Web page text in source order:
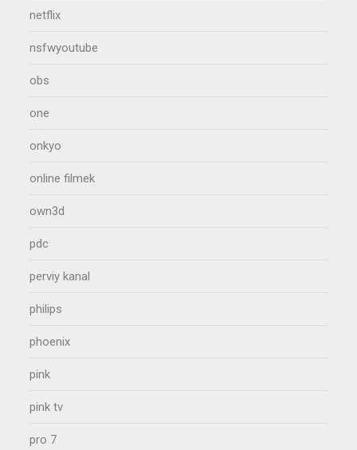
netflix
nsfwyoutube
obs
one
onkyo
online filmek
own3d
pdc
perviy kanal
philips
phoenix
pink
pink tv
pro 7